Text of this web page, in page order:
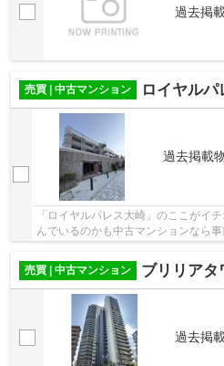
過去掲
売買 | 中古マンション ロイヤルパ
過去掲載
「ロイヤルパレス大崎」のここがイ
んでいるのかも中古マンションなら
売買 | 中古マンション
ブリリアタ
過去掲